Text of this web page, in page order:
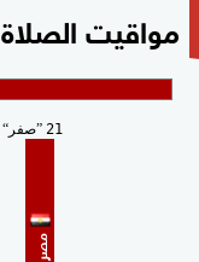
مواقيت الصلاة
21 صفر
مصر